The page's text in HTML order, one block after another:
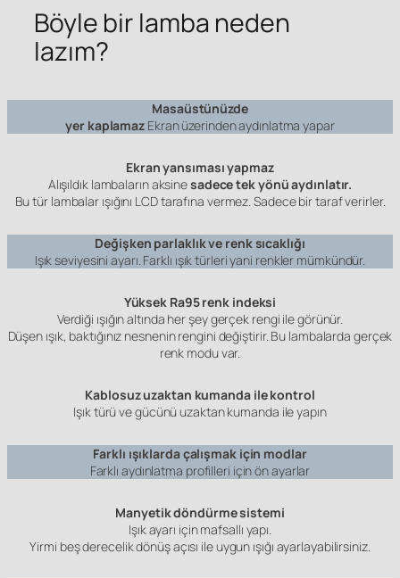
Böyle bir lamba neden
lazım?
Masaüstünüzde
yer kaplamaz Ekran üzerinden aydınlatma yapar
Ekran yansıması yapmaz
Alışıldık lambaların aksinesadece tek yönü aydınlatır.
Bu tür lambalar ışığını LCD tarafına vermez. Sadece bir taraf verirler.
Değişken parlaklık ve renk sıcaklığı
Işık seviyesini ayarı. Farklı ışık türleri yani renkler mümkündür.
Yüksek Ra95 renk indeksi
Verdiği ışığın altında her şey gerçek rengi ile görünür.
Düşen ışık, baktığınız nesnenin rengini değiştirir. Bu lambalarda gerçek
renk modu var.
Kablosuz uzaktan kumanda ile kontrol
Işık türü ve gücünü uzaktan kumanda ile yapın
Farklı ışıklarda çalışmak için modlar
Farklı aydınlatma profilleri için ön ayarlar
Manyetik döndürme sistemi
Işık ayarı için mafsallı yapı.
Yirmi beş derecelik dönüş açısı ile uygun ışığı ayarlayabilirsiniz.